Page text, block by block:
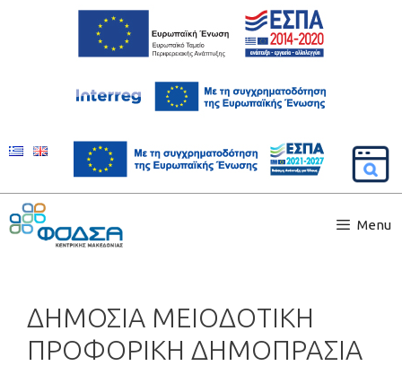
Menu
ΔΗΜΟΣΙΑ ΜΕΙΟΔΟΤΙΚΗ
ΠΡΟΦΟΡΙΚΗ ΔΗΜΟΠΡΑΣΙΑ